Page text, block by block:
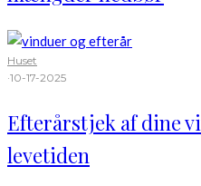
Huset
·10-17-2025
Efterårstjek af dine
levetiden